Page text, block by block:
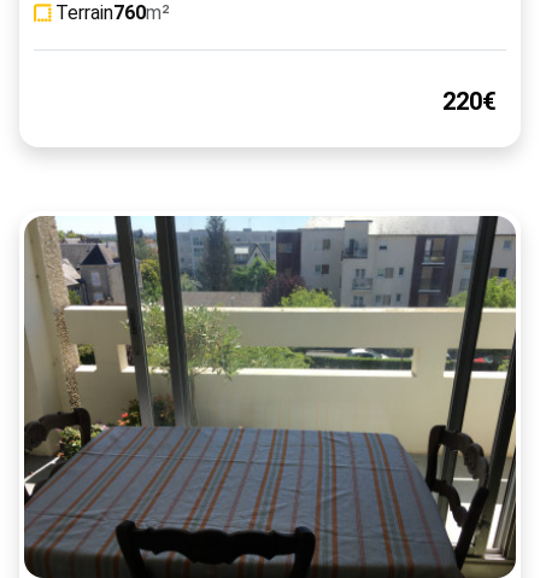
Terrain760m²
220€